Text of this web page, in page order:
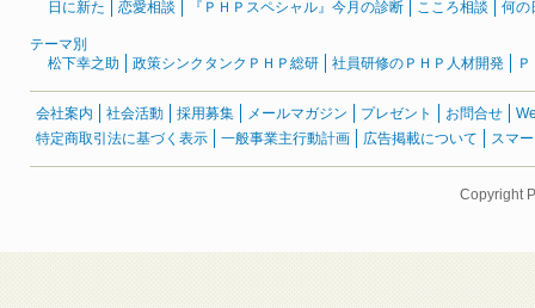
日に新た
恋愛相談 『ＰＨＰスペシャル』今月の診断 こころ相談 何の
テーマ別
松下幸之助
政策シンクタンクＰＨＰ総研 社員研修のＰＨＰ人材開発
会社案内 社会活動 採用募集 メールマガジン プレゼント お問合せ
特定商取引法に基づく表示
一般事業主行動計画 広告掲載について スマ
Copyright